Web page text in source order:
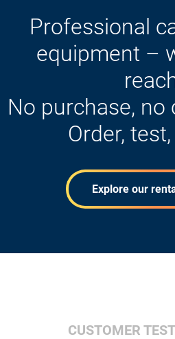
Professional
equipment –
No purchase,
Order,
Explore our
CUSTOMER